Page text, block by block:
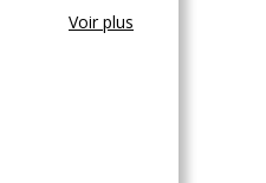
Voir plus